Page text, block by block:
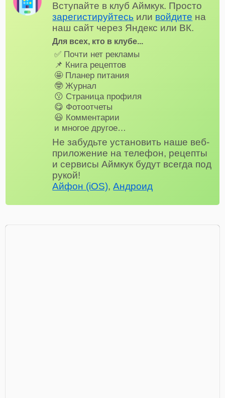
Вступайте в клуб Аймкук. Просто
зарегистируйтесь или войдите на
наш сайт через Яндекс или ВК.
Для всех, кто в клубе...
✅ Почти нет рекламы
📌 Книга рецептов
🤩 Планер питания
🤓 Журнал
😗 Страница профиля
😋 Фотоотчеты
😃 Комментарии
и многое другое…
Не забудьте установить наше веб-
приложение на телефон, рецепты
и сервисы Аймкук будут всегда под
рукой!
Айфон (iOS),Андроид